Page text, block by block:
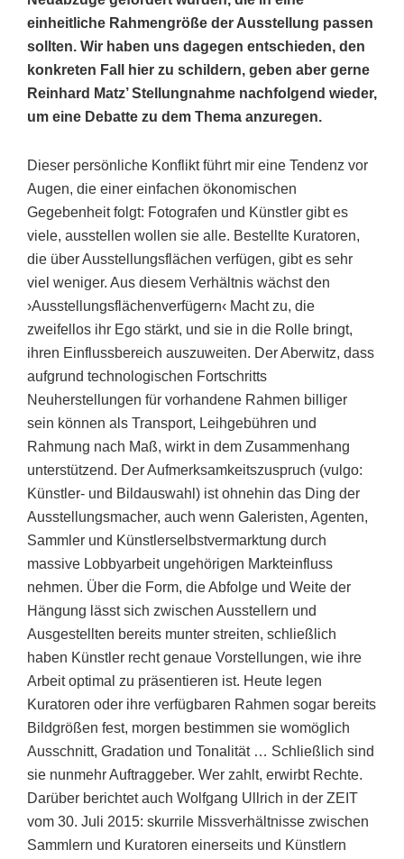
einheitliche Rahmengröße der Ausstellung passen
sollten. Wir haben uns dagegen entschieden, den
konkreten Fall hier zu schildern, geben aber gerne
Reinhard Matz’ Stellungnahme nachfolgend wieder,
um eine Debatte zu dem Thema anzuregen.
Dieser persönliche Konflikt führt mir eine Tendenz vor
Augen, die einer einfachen ökonomischen
Gegebenheit folgt: Fotografen und Künstler gibt es
viele, ausstellen wollen sie alle. Bestellte Kuratoren,
die über Ausstellungsflächen verfügen, gibt es sehr
viel weniger. Aus diesem Verhältnis wächst den
›Ausstellungsflächenverfügern‹ Macht zu, die
zweifellos ihr Ego stärkt, und sie in die Rolle bringt,
ihren Einflussbereich auszuweiten. Der Aberwitz, dass
aufgrund technologischen Fortschritts
Neuherstellungen für vorhandene Rahmen billiger
sein können als Transport, Leihgebühren und
Rahmung nach Maß, wirkt in dem Zusammenhang
unterstützend. Der Aufmerksamkeitszuspruch (vulgo:
Künstler- und Bildauswahl) ist ohnehin das Ding der
Ausstellungsmacher, auch wenn Galeristen, Agenten,
Sammler und Künstlerselbstvermarktung durch
massive Lobbyarbeit ungehörigen Markteinfluss
nehmen. Über die Form, die Abfolge und Weite der
Hängung lässt sich zwischen Ausstellern und
Ausgestellten bereits munter streiten, schließlich
haben Künstler recht genaue Vorstellungen, wie ihre
Arbeit optimal zu präsentieren ist. Heute legen
Kuratoren oder ihre verfügbaren Rahmen sogar bereits
Bildgrößen fest, morgen bestimmen sie womöglich
Ausschnitt, Gradation und Tonalität … Schließlich sind
sie nunmehr Auftraggeber. Wer zahlt, erwirbt Rechte.
Darüber berichtet auch Wolfgang Ullrich in der ZEIT
vom 30. Juli 2015: skurrile Missverhältnisse zwischen
Sammlern und Kuratoren einerseits und Künstlern